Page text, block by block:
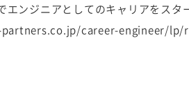
エンジニアとしてのキャリアをスタ
career-engineer/lp/